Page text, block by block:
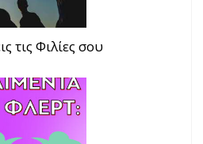
τις Φιλίες σου